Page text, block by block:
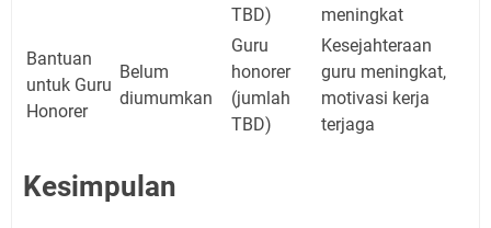
TBD)
meningkat
Bantuan
untuk Guru
Honorer
Belum
diumumkan
Guru
honorer
(jumlah
TBD)
Kesejahteraan
guru meningkat,
motivasi kerja
terjaga
Kesimpulan